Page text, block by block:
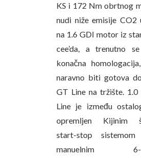
KS i 172 Nm obrtnog
nudi niže emisije CO2
na 1.6 GDI motor iz
cee’da, a trenutno
konačna
naravno biti gotova
GT Line na tržište. 1.0
Line je između
opremljen Kijinim
start-stop
manuelnim 6-